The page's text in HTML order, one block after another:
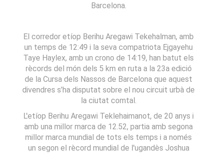
Barcelona.
El corredor etíop Berihu Aregawi Tekehalman, amb
un temps de 12:49 i la seva compatriota Ejgayehu
Taye Haylex, amb un crono de 14:19, han batut els
rècords del món dels 5 km en ruta a la 23a edició
de la Cursa dels Nassos de Barcelona que aquest
divendres s’ha disputat sobre el nou circuit urbà de
la ciutat comtal.
L'etíop Berihu Aregawi Teklehaimanot, de 20 anys i
amb una millor marca de 12.52, partia amb segona
millor marca mundial de tots els temps i a només
un segon el rècord mundial de l'ugandès Joshua